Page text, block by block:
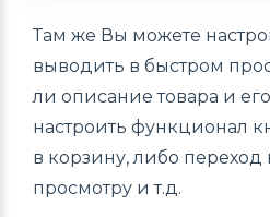
Там же Вы можете
выводить в быстром
ли описание товара и
настроить функционал
в корзину, либо переход
просмотру и т.д.